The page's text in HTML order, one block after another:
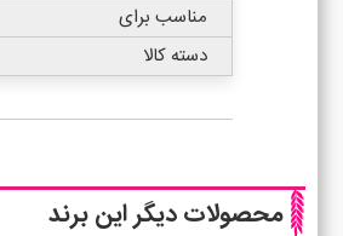
مناسب برای
دسته کالا
محصولات دیگر این برند